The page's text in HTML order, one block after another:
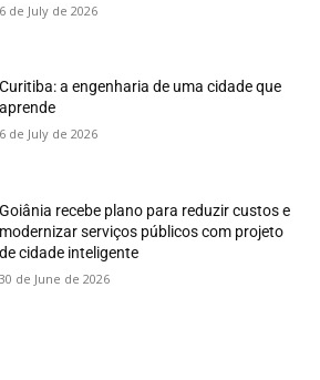
6 de July de 2026
Curitiba: a engenharia de uma cidade que
aprende
6 de July de 2026
Goiânia recebe plano para reduzir custos e
modernizar serviços públicos com projeto
de cidade inteligente
30 de June de 2026